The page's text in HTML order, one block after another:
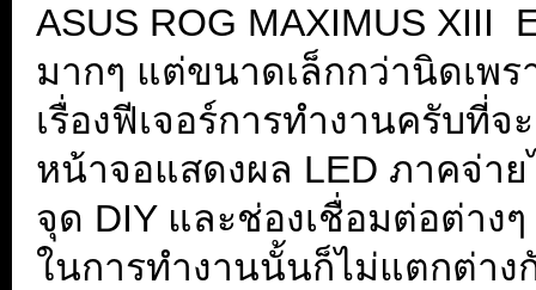
ASUS ROG MAXIMUS
มากๆ แต่ขนาดเล็กกว่านิดเพ
เรื่องฟีเจอร์การทำงานครับที่
หน้าจอแสดงผล LED ภาคจ่า
จุด DIY และช่องเชื่อมต่อต่าง
ในการทำงานนั้นก็ไม่แตกต่าง